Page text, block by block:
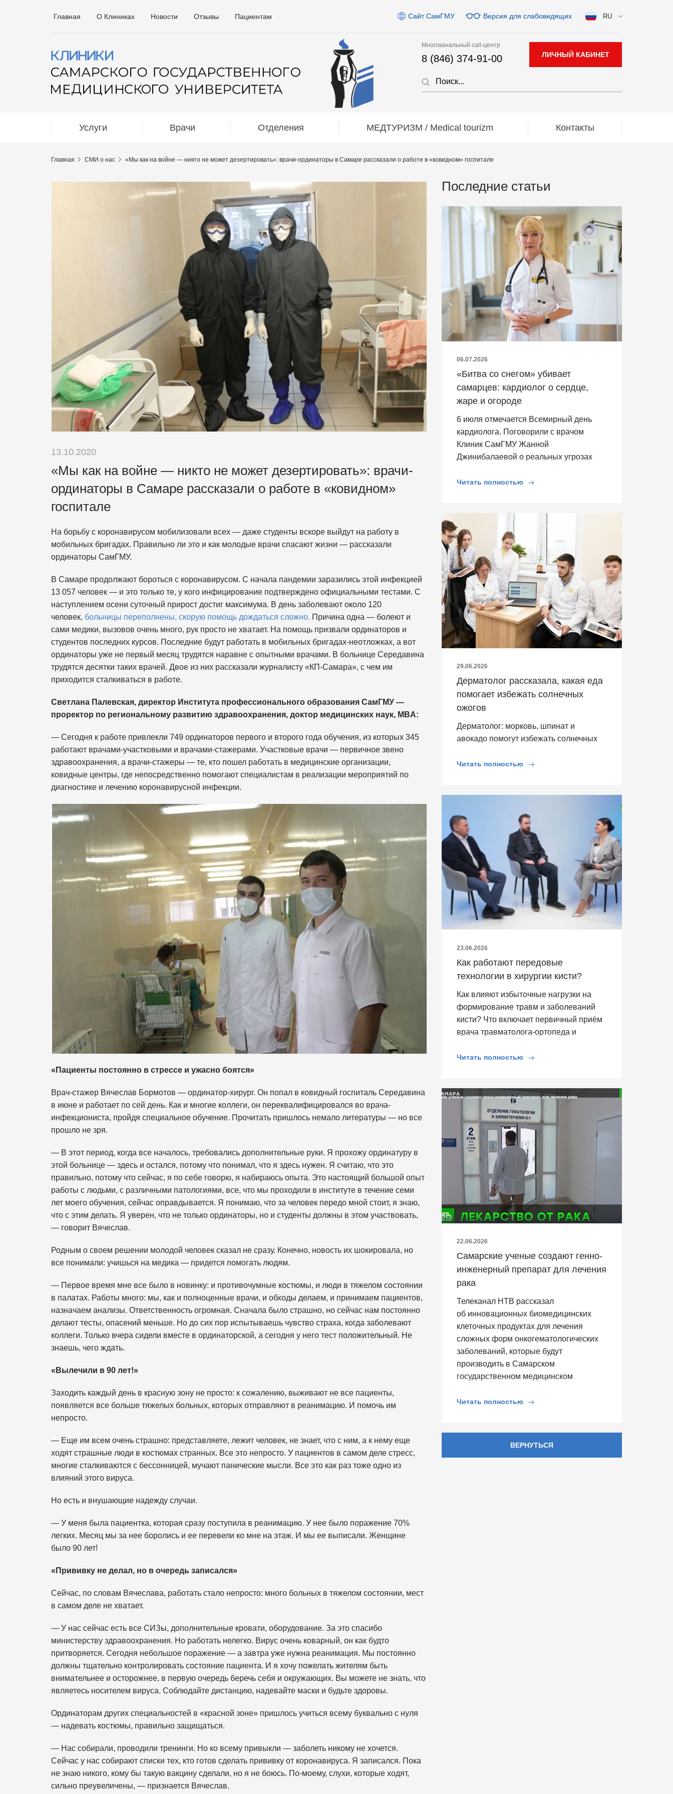
Главная О Клиниках Новости Отзывы Пациентам Сайт СамГМУ Версия для слабовидящих RU
Многоканальный call-центр
8 (846) 374-91-00 ЛИЧНЫЙ КАБИНЕТ
Услуги Врачи Отделения МЕДТУРИЗМ / Medical tourizm Контакты
Главная СМИ о нас «Мы как на войне — никто не может дезертировать»: врачи-ординаторы в Самаре рассказали о работе в «ковидном» госпитале
13.10.2020
«Мы как на войне — никто не может дезертировать»: врачи-
ординаторы в Самаре рассказали о работе в «ковидном»
госпитале
На борьбу с коронавирусом мобилизовали всех — даже студенты вскоре выйдут на работу в
мобильных бригадах. Правильно ли это и как молодые врачи спасают жизни — рассказали
ординаторы СамГМУ.
В Самаре продолжают бороться с коронавирусом. С начала пандемии заразились этой инфекцией
13 057 человек — и это только те, у кого инфицирование подтверждено официальными тестами. С
наступлением осени суточный прирост достиг максимума. В день заболевают около 120
человек, больницы переполнены, скорую помощь дождаться сложно. Причина одна — болеют и
сами медики, вызовов очень много, рук просто не хватает. На помощь призвали ординаторов и
студентов последних курсов. Последние будут работать в мобильных бригадах-неотложках, а вот
ординаторы уже не первый месяц трудятся наравне с опытными врачами. В больнице Середавина
трудятся десятки таких врачей. Двое из них рассказали журналисту «КП-Самара», с чем им
приходится сталкиваться в работе.
Светлана Палевская, директор Института профессионального образования СамГМУ —
проректор по региональному развитию здравоохранения, доктор медицинских наук, MBA:
— Сегодня к работе привлекли 749 ординаторов первого и второго года обучения, из которых 345
работают врачами-участковыми и врачами-стажерами. Участковые врачи — первичное звено
здравоохранения, а врачи-стажеры — те, кто пошел работать в медицинские организации,
ковидные центры, где непосредственно помогают специалистам в реализации мероприятий по
диагностике и лечению коронавирусной инфекции.
«Пациенты постоянно в стрессе и ужасно боятся»
Врач-стажер Вячеслав Бормотов — ординатор-хирург. Он попал в ковидный госпиталь Середавина
в июне и работает по сей день. Как и многие коллеги, он переквалифицировался во врача-
инфекциониста, пройдя специальное обучение. Прочитать пришлось немало литературы — но все
прошло не зря.
— В этот период, когда все началось, требовались дополнительные руки. Я прохожу ординатуру в
этой больнице — здесь и остался, потому что понимал, что я здесь нужен. Я считаю, что это
правильно, потому что сейчас, я по себе говорю, я набираюсь опыта. Это настоящий большой опыт
работы с людьми, с различными патологиями, все, что мы проходили в институте в течение семи
лет моего обучения, сейчас оправдывается. Я понимаю, что за человек передо мной стоит, я знаю,
что с этим делать. Я уверен, что не только ординаторы, но и студенты должны в этом участвовать,
— говорит Вячеслав.
Родным о своем решении молодой человек сказал не сразу. Конечно, новость их шокировала, но
все понимали: учишься на медика — придется помогать людям.
— Первое время мне все было в новинку: и противочумные костюмы, и люди в тяжелом состоянии
в палатах. Работы много: мы, как и полноценные врачи, и обходы делаем, и принимаем пациентов,
назначаем анализы. Ответственность огромная. Сначала было страшно, но сейчас нам постоянно
делают тесты, опасений меньше. Но до сих пор испытываешь чувство страха, когда заболевают
коллеги. Только вчера сидели вместе в ординаторской, а сегодня у него тест положительный. Не
знаешь, чего ждать.
« Вылечили в 90 лет!»
Заходить каждый день в красную зону не просто: к сожалению, выживают не все пациенты,
появляется все больше тяжелых больных, которых отправляют в реанимацию. И помочь им
непросто.
— Еще им всем очень страшно: представляете, лежит человек, не знает, что с ним, а к нему еще
ходят страшные люди в костюмах странных. Все это непросто. У пациентов в самом деле стресс,
многие сталкиваются с бессонницей, мучают панические мысли. Все это как раз тоже одно из
влияний этого вируса.
Но есть и внушающие надежду случаи.
— У меня была пациентка, которая сразу поступила в реанимацию. У нее было поражение 70%
легких. Месяц мы за нее боролись и ее перевели ко мне на этаж. И мы ее выписали. Женщине
было 90 лет!
« Прививку не делал, но в очередь записался»
Сейчас, по словам Вячеслава, работать стало непросто: много больных в тяжелом состоянии, мест
в самом деле не хватает.
— У нас сейчас есть все СИЗы, дополнительные кровати, оборудование. За это спасибо
министерству здравоохранения. Но работать нелегко. Вирус очень коварный, он как будто
притворяется. Сегодня небольшое поражение — а завтра уже нужна реанимация. Мы постоянно
должны тщательно контролировать состояние пациента. И я хочу пожелать жителям быть
внимательнее и осторожнее, в первую очередь беречь себя и окружающих. Вы можете не знать, что
являетесь носителем вируса. Соблюдайте дистанцию, надевайте маски и будьте здоровы.
Ординаторам других специальностей в «красной зоне» пришлось учиться всему буквально с нуля
— надевать костюмы, правильно защищаться.
— Нас собирали, проводили тренинги. Но ко всему привыкли — заболеть никому не хочется.
Сейчас у нас собирают списки тех, кто готов сделать прививку от коронавируса. Я записался. Пока
не знаю никого, кому бы такую вакцину сделали, но я не боюсь. По-моему, слухи, которые ходят,
сильно преувеличены, — признается Вячеслав.
Последние статьи
06.07.2026
«Битва со снегом» убивает
самарцев: кардиолог о сердце,
жаре и огороде
6 июля отмечается Всемирный день
кардиолога. Поговорили с врачом
Клиник СамГМУ Жанной
Джинибалаевой о реальных угрозах
Читать полностью
29.06.2026
Дерматолог рассказала, какая еда
помогает избежать солнечных
ожогов
Дерматолог: морковь, шпинат и
авокадо помогут избежать солнечных
Читать полностью
23.06.2026
Как работают передовые
технологии в хирургии кисти?
Как влияют избыточные нагрузки на
формирование травм и заболеваний
кисти? Что включает первичный приём
врача травматолога-ортопеда и
Читать полностью
22.06.2026
Самарские ученые создают генно-
инженерный препарат для лечения
рака
Телеканал НТВ рассказал
об инновационных биомедицинских
клеточных продуктах для лечения
сложных форм онкогематологических
заболеваний, которые будут
производить в Самарском
государственном медицинском
Читать полностью
ВЕРНУТЬСЯ